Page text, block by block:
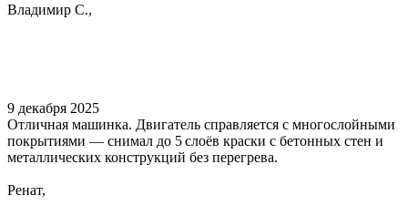
Владимир C.,
9 декабря 2025
Отличная машинка. Двигатель справляется с многослойными
покрытиями — снимал до 5 слоёв краски с бетонных стен и
металлических конструкций без перегрева.
Ренат,